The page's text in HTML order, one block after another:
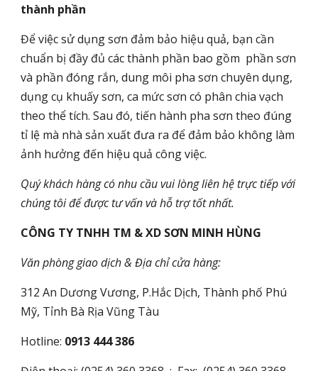
thành phần
Để việc sử dụng sơn đảm bảo hiệu quả, bạn cần
chuẩn bị đầy đủ các thành phần bao gồm phần sơn
và phần đóng rắn, dung môi pha sơn chuyên dụng,
dụng cụ khuấy sơn, ca mức sơn có phân chia vạch
theo thể tích. Sau đó, tiến hành pha sơn theo đúng
tỉ lệ mà nhà sản xuất đưa ra để đảm bảo không làm
ảnh hưởng đến hiệu quả công việc.
Quý khách hàng có nhu cầu vui lòng liên hệ trực tiếp với
chúng tôi để được tư vấn và hỗ trợ tốt nhất.
CÔNG TY TNHH TM & XD SƠN MINH HÙNG
Văn phòng giao dịch & Địa chỉ cửa hàng:
312 An Dương Vương, P.Hắc Dịch, Thành phố Phú
Mỹ, Tỉnh Bà Rịa Vũng Tàu
Hotline: 0913 444 386